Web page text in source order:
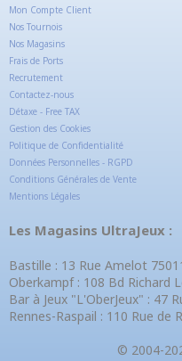
Mon Compte Client
Nos Tournois
Nos Magasins
Frais de Ports
Recrutement
Contactez-nous
Détaxe - Free TAX
Gestion des Cookies
Politique de Confidentialité
Données Personnelles - RGPD
Conditions Générales de Vente
Mentions Légales
Les Magasins UltraJeux :
Bastille : 13 Rue Amelot
Oberkampf : 108 Bd Richard
Bar à Jeux "L'OberJeux" : 47
Rennes-Raspail : 110 Rue de
© 2004-